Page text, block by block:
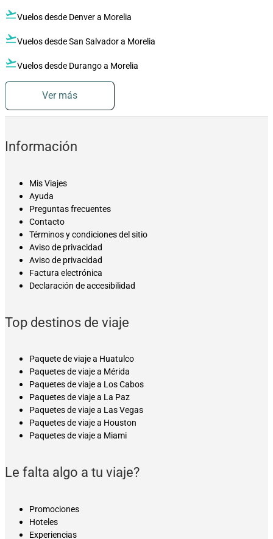
flight_takeoffVuelos desde Denver a Morelia
flight_takeoffVuelos desde San Salvador a Morelia
flight_takeoffVuelos desde Durango a Morelia
Ver más
Información
Mis Viajes
Ayuda
Preguntas frecuentes
Contacto
Términos y condiciones del sitio
Aviso de privacidad
Aviso de privacidad
Factura electrónica
Declaración de accesibilidad
Top destinos de viaje
Paquete de viaje a Huatulco
Paquetes de viaje a Mérida
Paquetes de viaje a Los Cabos
Paquetes de viaje a La Paz
Paquetes de viaje a Las Vegas
Paquetes de viaje a Houston
Paquetes de viaje a Miami
Le falta algo a tu viaje?
Promociones
Hoteles
Experiencias